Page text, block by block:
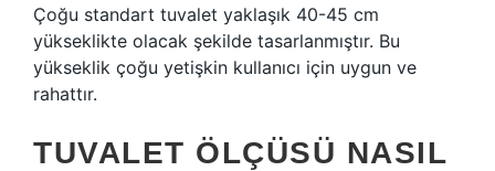
Çoğu standart tuvalet yaklaşık 40-45 cm
yükseklikte olacak şekilde tasarlanmıştır. Bu
yükseklik çoğu yetişkin kullanıcı için uygun ve
rahattır.
TUVALET ÖLÇÜSÜ NASIL